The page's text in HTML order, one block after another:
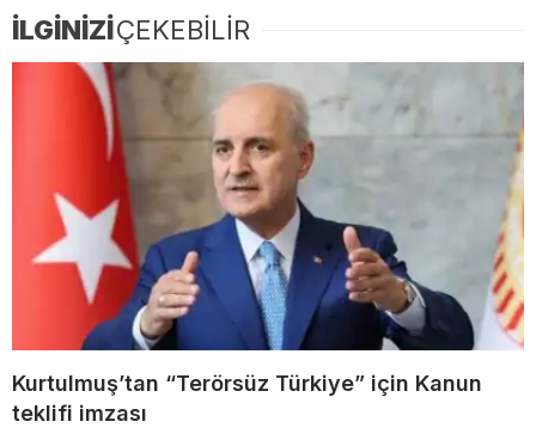
İLGİNİZİÇEKEBİLİR
Kurtulmuş’tan “Terörsüz Türkiye” için Kanun
teklifi imzası